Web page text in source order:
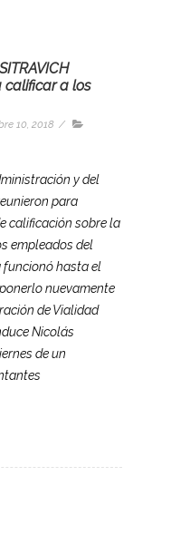
calificar a los
10, 2018 /
y del
para
calificación sobre la
empleados del
funcionó hasta el
nuevamente
de Vialidad
Nicolás
de un